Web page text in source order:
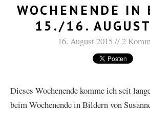
WOCHENENDE IN
15./16.
16. August 2015 2
Dieses Wochenende komme ich seit
beim Wochenende in Bildern von